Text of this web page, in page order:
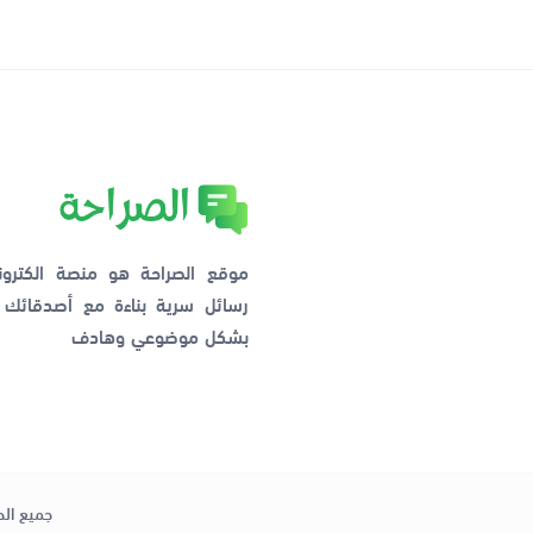
موقع الصراحة هو منصة
رسائل سرية بناءة مع
بشكل موضوعي وهادف
جميع